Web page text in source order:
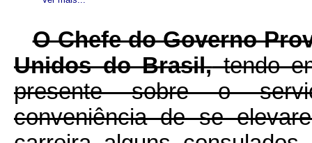
O Chefe do Governo
Unidos do Brasil,tendo
presente sobre o
conveniência de se